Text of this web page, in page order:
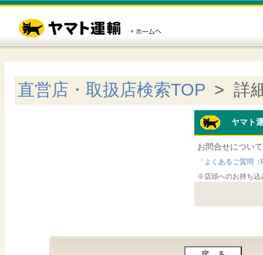
直営店・取扱店検索TOP > 詳
ヤマト
お問合せについて
「よくあるご質問（
※店頭へのお持ち込